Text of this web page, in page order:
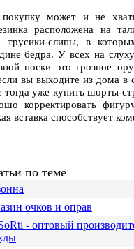
может и не
расположена на
слипы, в
бедра. У всех на
носки это грозное
вы выходите из дома в
уже купить шорты-
корректировать
вставка способствует
по теме
очков и оправ
- оптовый